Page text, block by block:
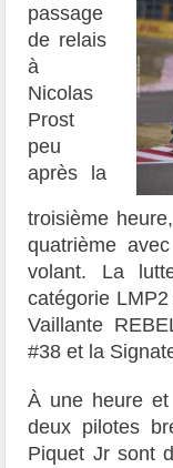
passage
de relais
à
Nicolas
Prost
peu
après la
troisième
quatrième
volant. La
catégorie
Vaillante
#38 et la
À une heure
deux pilotes
Piquet Jr sont